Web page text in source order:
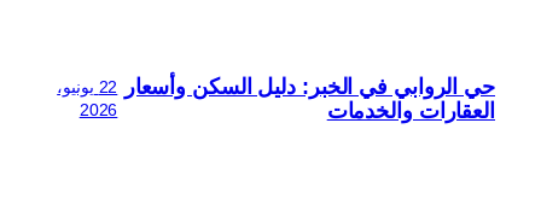
حي الروابي في الخبر: دليل السكن وأسعار
العقارات والخدمات
22 يونيو،
2026